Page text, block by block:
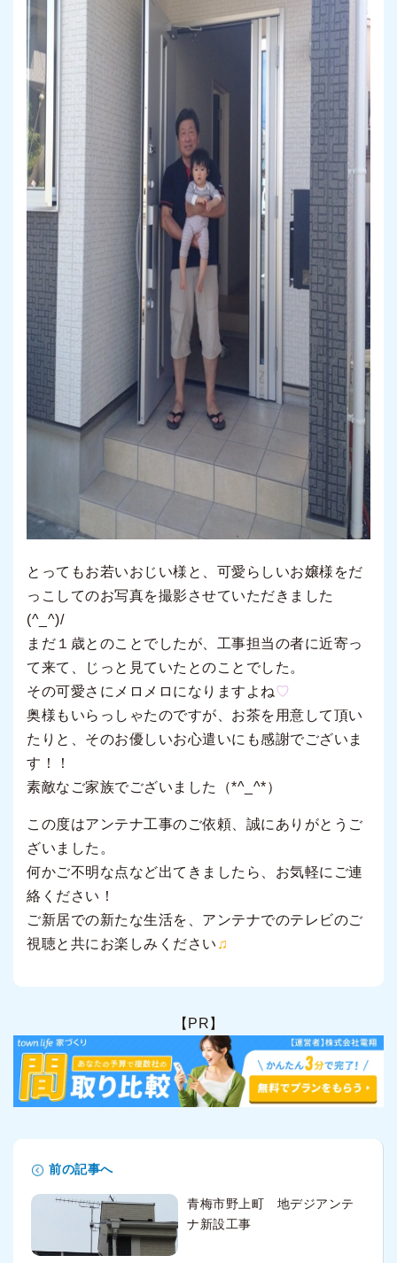
とってもお若いおじい様と、可愛らしいお嬢様をだ
っこしてのお写真を撮影させていただきました
(^_^)/
まだ１歳とのことでしたが、工事担当の者に近寄っ
て来て、じっと見ていたとのことでした。
その可愛さにメロメロになりますよね♡
奥様もいらっしゃたのですが、お茶を用意して頂い
たりと、そのお優しいお心遣いにも感謝でございま
す！！
素敵なご家族でございました（*^_^*）
この度はアンテナ工事のご依頼、誠にありがとうご
ざいました。
何かご不明な点など出てきましたら、お気軽にご連
絡ください！
ご新居での新たな生活を、アンテナでのテレビのご
視聴と共にお楽しみください ♫
【PR】
前の記事へ
青梅市野上町 地デジアンテ
ナ新設工事